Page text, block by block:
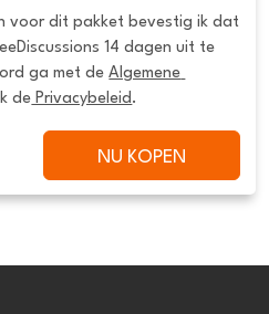
voor dit pakket bevestig ik dat
14 dagen uit te
ga met de Algemene
de Privacybeleid .
NU KOPEN